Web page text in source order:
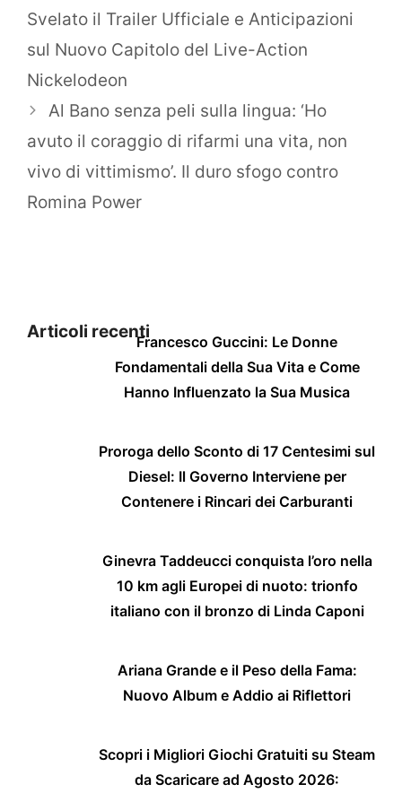
Svelato il Trailer Ufficiale e Anticipazioni
sul Nuovo Capitolo del Live-Action
Nickelodeon
Al Bano senza peli sulla lingua: ‘Ho
avuto il coraggio di rifarmi una vita, non
vivo di vittimismo’. Il duro sfogo contro
Romina Power
Articoli recentiFrancesco Guccini: Le Donne
Fondamentali della Sua Vita e Come
Hanno Influenzato la Sua Musica
Proroga dello Sconto di 17 Centesimi sul
Diesel: Il Governo Interviene per
Contenere i Rincari dei Carburanti
Ginevra Taddeucci conquista l’oro nella
10 km agli Europei di nuoto: trionfo
italiano con il bronzo di Linda Caponi
Ariana Grande e il Peso della Fama:
Nuovo Album e Addio ai Riflettori
Scopri i Migliori Giochi Gratuiti su Steam
da Scaricare ad Agosto 2026: